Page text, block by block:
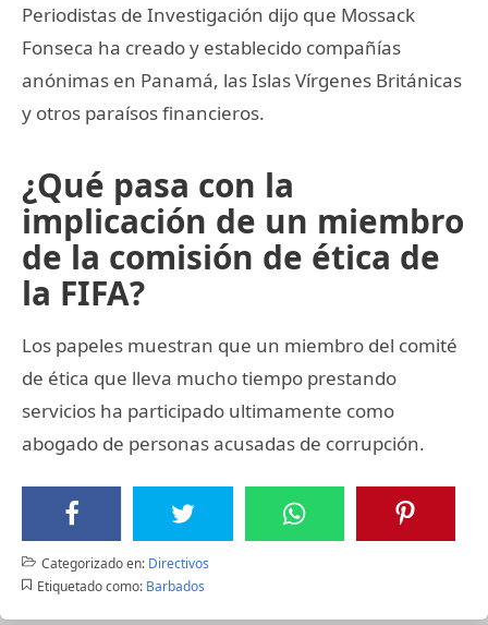
Periodistas de Investigación dijo que Mossack
Fonseca ha creado y establecido compañías
anónimas en Panamá, las Islas Vírgenes Británicas
y otros paraísos financieros.
¿Qué pasa con la
implicación de un miembro
de la comisión de ética de
la FIFA?
Los papeles muestran que un miembro del comité
de ética que lleva mucho tiempo prestando
servicios ha participado ultimamente como
abogado de personas acusadas de corrupción.
Categorizado en: Directivos
Etiquetado como: Barbados